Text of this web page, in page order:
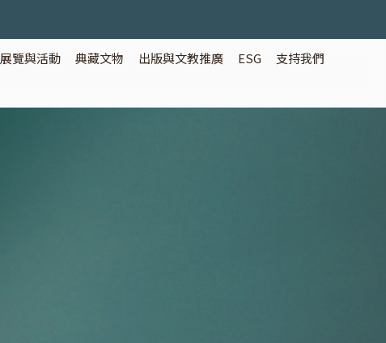
展覽與活動 典藏文物 出版與文教推廣 ESG 支持我們